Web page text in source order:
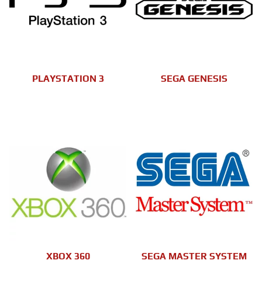
PLAYSTATION 3 SEGA GENESIS
XBOX 360 SEGA MASTER SYSTEM